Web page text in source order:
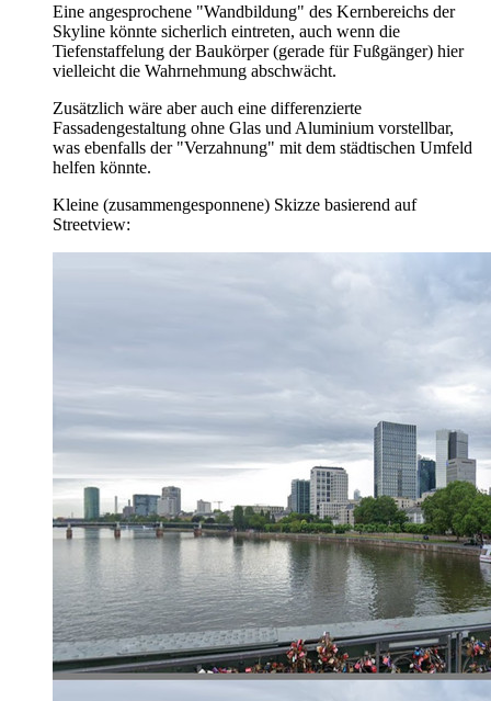
Eine angesprochene "Wandbildung" des Kernbereichs der
Skyline könnte sicherlich eintreten, auch wenn die
Tiefenstaffelung der Baukörper (gerade für Fußgänger) hier
vielleicht die Wahrnehmung abschwächt.
Zusätzlich wäre aber auch eine differenzierte
Fassadengestaltung ohne Glas und Aluminium vorstellbar,
was ebenfalls der "Verzahnung" mit dem städtischen Umfeld
helfen könnte.
Kleine (zusammengesponnene) Skizze basierend auf
Streetview: